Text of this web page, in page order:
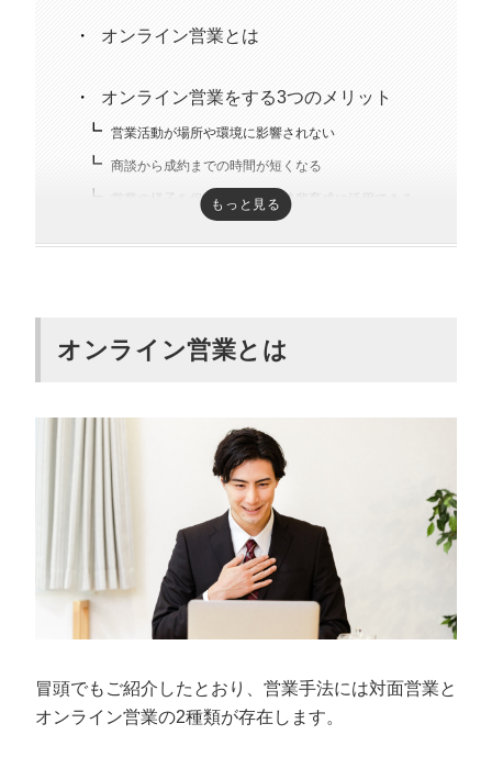
オンライン営業とは
オンライン営業をする3つのメリット
営業活動が場所や環境に影響されない
商談から成約までの時間が短くなる
営業の様子を保存しやすく、後輩育成に活用できる
商品を直接手に取って確認してもらえない
オンライン営業を成功させる9つのコツ
【商談前】商談への参加者を把握する
【商談前】トークスクリプトを用意する
【商談前】視覚的にわかりやすくインパクトのある資
料を用意する
【商談前】商談時間を短くする
【商談中】カメラやマイク、背景に注意する
【商談中】細かく顧客と会話をする
もっと見る
オンライン営業とは
冒頭でもご紹介したとおり、営業手法には対面営業と
オンライン営業の2種類が存在します。